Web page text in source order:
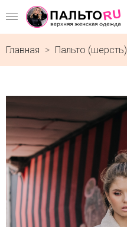
Главная Пальто (шерсть)